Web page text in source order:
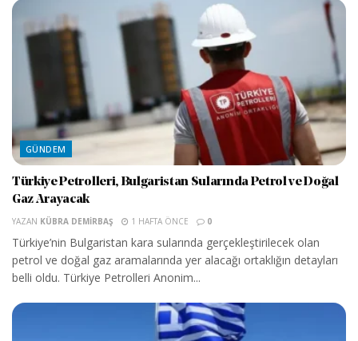
GÜNDEM
Türkiye Petrolleri, Bulgaristan Sularında Petrol ve Doğal
Gaz Arayacak
YAZAN KÜBRA DEMIRBAŞ 1 HAFTA ÖNCE 0
Türkiye’nin Bulgaristan kara sularında gerçekleştirilecek olan
petrol ve doğal gaz aramalarında yer alacağı ortaklığın detayları
belli oldu. Türkiye Petrolleri Anonim...